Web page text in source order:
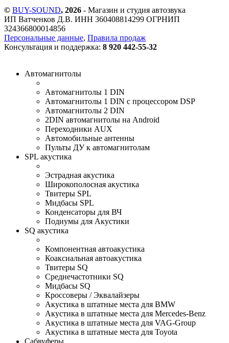
© BUY-SOUND, 2026 - Магазин и студия автозвука
ИП Ватченков Д.В. ИНН 360408814299 ОГРНИП
324366800014856
Персональные данные, Правила продаж
Консультация и поддержка: 8 920 442-55-32
Автомагнитолы
Автомагнитолы 1 DIN
Автомагнитолы 1 DIN с процессором DSP
Автомагнитолы 2 DIN
2DIN автомагнитолы на Android
Переходники AUX
Автомобильные антенны
Пульты ДУ к автомагнитолам
SPL акустика
Эстрадная акустика
Широкополосная акустика
Твитеры SPL
Мидбасы SPL
Конденсаторы для ВЧ
Подиумы для Акустики
SQ акустика
Компонентная автоакустика
Коаксиальная автоакустика
Твитеры SQ
Среднечастотники SQ
Мидбасы SQ
Кроссоверы / Эквалайзеры
Акустика в штатные места для BMW
Акустика в штатные места для Mercedes-Benz
Акустика в штатные места для VAG-Group
Акустика в штатные места для Toyota
Сабвуферы